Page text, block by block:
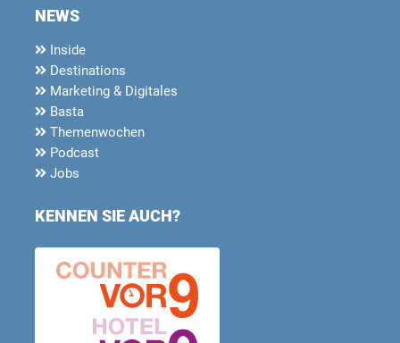
NEWS
Inside
Destinations
Marketing & Digitales
Basta
Themenwochen
Podcast
Jobs
KENNEN SIE AUCH?